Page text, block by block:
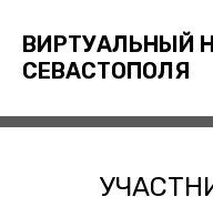
ВИРТУАЛЬНЫЙ
СЕВАСТОПОЛЯ